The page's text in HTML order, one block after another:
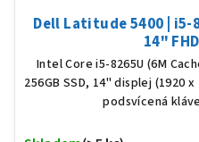
Dell Latitude 5400 | i5-
14"
Intel Core i5-8265U (6M
256GB SSD, 14" displej (1920
podsvícená